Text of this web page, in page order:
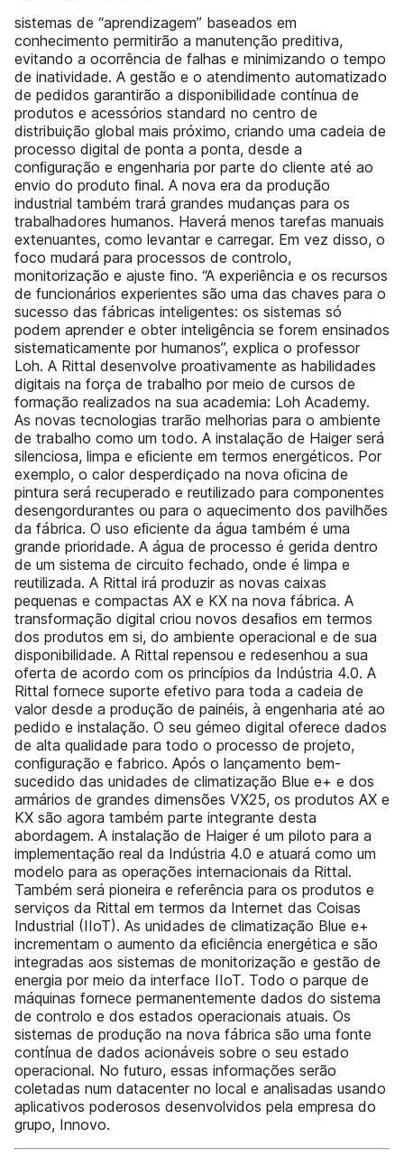
sistemas de “aprendizagem” baseados em
conhecimento permitirão a manutenção preditiva,
evitando a ocorrência de falhas e minimizando o tempo
de inatividade. A gestão e o atendimento automatizado
de pedidos garantirão a disponibilidade contínua de
produtos e acessórios standard no centro de
distribuição global mais próximo, criando uma cadeia de
processo digital de ponta a ponta, desde a
conﬁguração e engenharia por parte do cliente até ao
envio do produto ﬁnal. A nova era da produção
industrial também trará grandes mudanças para os
trabalhadores humanos. Haverá menos tarefas manuais
extenuantes, como levantar e carregar. Em vez disso, o
foco mudará para processos de controlo,
monitorização e ajuste ﬁno. “A experiência e os recursos
de funcionários experientes são uma das chaves para o
sucesso das fábricas inteligentes: os sistemas só
podem aprender e obter inteligência se forem ensinados
sistematicamente por humanos”, explica o professor
Loh. A Rittal desenvolve proativamente as habilidades
digitais na força de trabalho por meio de cursos de
formação realizados na sua academia: Loh Academy.
As novas tecnologias trarão melhorias para o ambiente
de trabalho como um todo. A instalação de Haiger será
silenciosa, limpa e eﬁciente em termos energéticos. Por
exemplo, o calor desperdiçado na nova oﬁcina de
pintura será recuperado e reutilizado para componentes
desengordurantes ou para o aquecimento dos pavilhões
da fábrica. O uso eﬁciente da água também é uma
grande prioridade. A água de processo é gerida dentro
de um sistema de circuito fechado, onde é limpa e
reutilizada. A Rittal irá produzir as novas caixas
pequenas e compactas AX e KX na nova fábrica. A
transformação digital criou novos desaﬁos em termos
dos produtos em si, do ambiente operacional e de sua
disponibilidade. A Rittal repensou e redesenhou a sua
oferta de acordo com os princípios da Indústria 4.0. A
Rittal fornece suporte efetivo para toda a cadeia de
valor desde a produção de painéis, à engenharia até ao
pedido e instalação. O seu gémeo digital oferece dados
de alta qualidade para todo o processo de projeto,
conﬁguração e fabrico. Após o lançamento bem-
sucedido das unidades de climatização Blue e+ e dos
armários de grandes dimensões VX25, os produtos AX e
KX são agora também parte integrante desta
abordagem. A instalação de Haiger é um piloto para a
implementação real da Indústria 4.0 e atuará como um
modelo para as operações internacionais da Rittal.
Também será pioneira e referência para os produtos e
serviços da Rittal em termos da Internet das Coisas
Industrial (IIoT). As unidades de climatização Blue e+
incrementam o aumento da eﬁciência energética e são
integradas aos sistemas de monitorização e gestão de
energia por meio da interface IIoT. Todo o parque de
máquinas fornece permanentemente dados do sistema
de controlo e dos estados operacionais atuais. Os
sistemas de produção na nova fábrica são uma fonte
contínua de dados acionáveis sobre o seu estado
operacional. No futuro, essas informações serão
coletadas num datacenter no local e analisadas usando
aplicativos poderosos desenvolvidos pela empresa do
grupo, Innovo.